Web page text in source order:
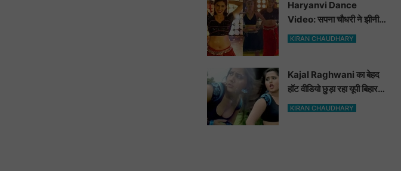
Haryanvi Dance
Video: सपना चौधरी ने झीनी
कुर्ती में जोबन हिलाकर कुँवारों को
KIRAN CHAUDHARY
Kajal Raghwani का बेहद
हॉट वीडियो छुड़ा रहा यूपी बिहार
वालों के पसीने, वीडियो देख आप
KIRAN CHAUDHARY